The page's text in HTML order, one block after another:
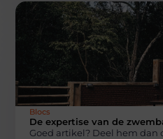
Blocs
De expertise van de
Goed artikel? Deel hem dan